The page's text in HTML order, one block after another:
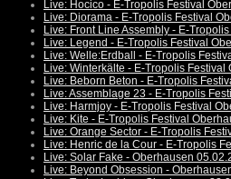
Live: Hocico - E-Tropolis Festival
Live: Diorama - E-Tropolis Festival
Live: Front Line Assembly - E-
Live: Legend - E-Tropolis Festival
Live: Welle:Erdball - E-Tropolis
Live: Winterkälte - E-Tropolis
Live: Beborn Beton - E-Tropolis
Live: Assemblage 23 - E-Tropolis
Live: Harmjoy - E-Tropolis Festival
Live: Kite - E-Tropolis Festival
Live: Orange Sector - E-Tropolis
Live: Henric de la Cour - E-Tropolis
Live: Solar Fake - Oberhausen
Live: Beyond Obsession -